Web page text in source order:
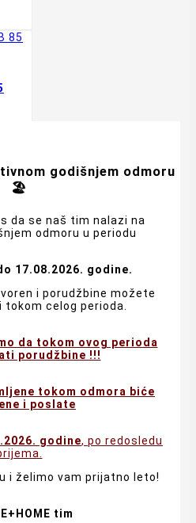
godišnjem odmoru
🏖️
da se naš tim nalazi na
odmoru u periodu
17.08.2026. godine.
i porudžbine možete
tokom celog perioda.
da tokom ovog perioda
porudžbine !!!
tokom odmora biće
i poslate
godine, po redosledu
i želimo vam prijatno leto!
tim